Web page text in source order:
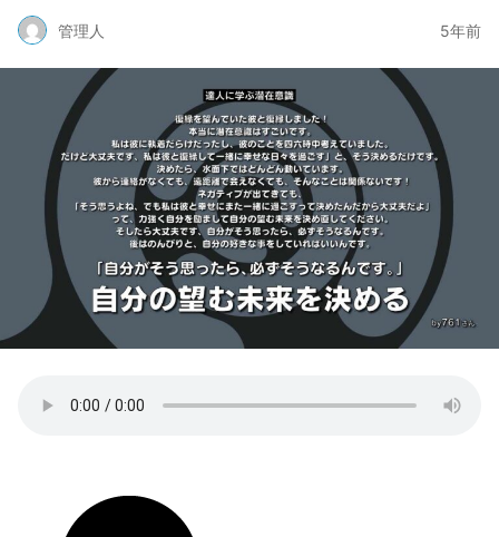
管理人 5年前